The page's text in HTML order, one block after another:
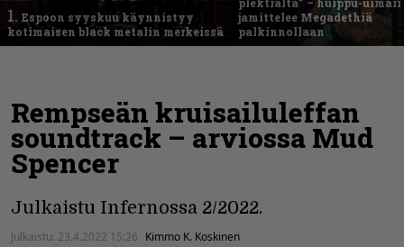
1. Espoon syyskuu käynnistyy
kotimaisen black metalin merkeissä
jamittelee Megadethiä
palkinnollaan
Rempseän kruisailuleffan
soundtrack – arviossa Mud
Spencer
Julkaistu Infernossa 2/2022.
Julkaistu: 23.4.2022 15:26 Kimmo K. Koskinen